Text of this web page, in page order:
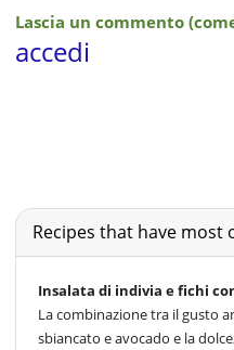
Recipes that have most
Insalata di indivia e fichi
La combinazione tra il gusto
sbiancato e avocado e la